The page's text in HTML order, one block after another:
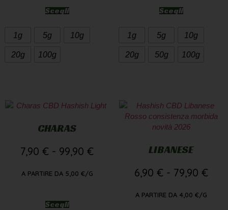
Scegli
1g 5g 10g
20g 100g
Scegli
1g 5g 10g
20g 50g 100g
CHARAS
7,90 € - 99,90 €
A PARTIRE DA 5,00 €/G
Scegli
LIBANESE
6,90 € - 79,90 €
A PARTIRE DA 4,00 €/G